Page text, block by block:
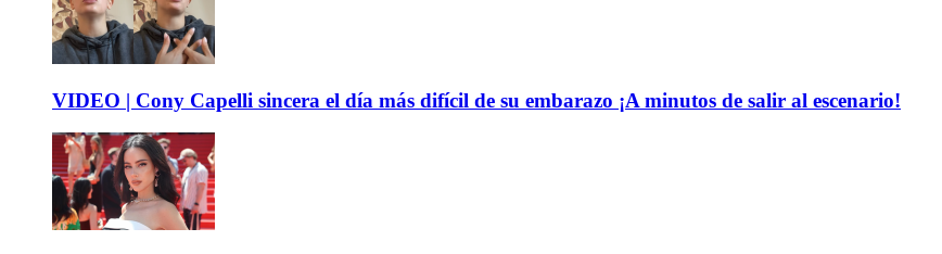
VIDEO | Cony Capelli sincera el día más difícil de su embarazo ¡A minutos de salir al escenario!